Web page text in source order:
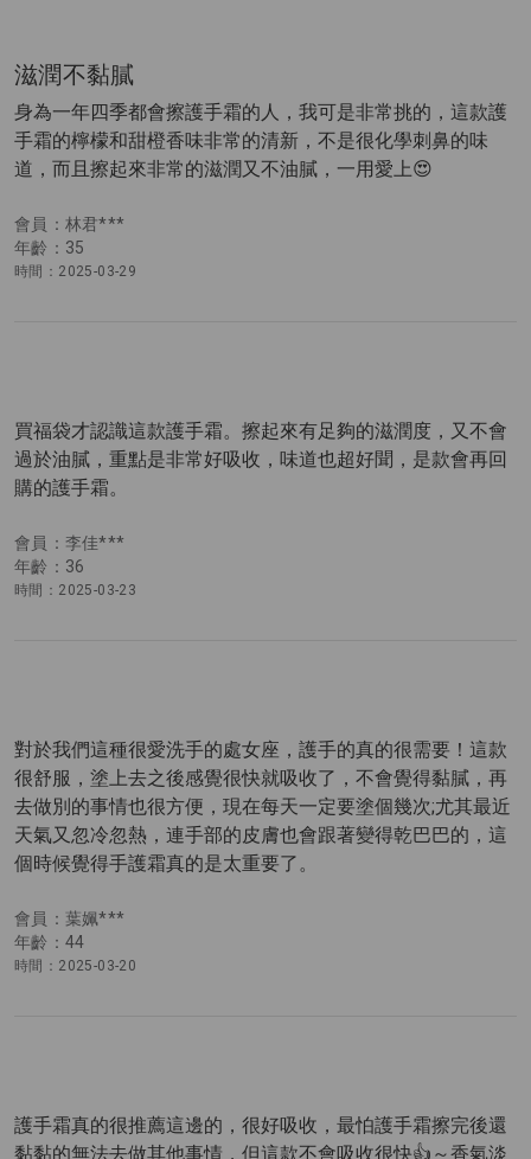
會員：林君***
年齡：35
時間：2025-03-29
滋潤不黏膩
身為一年四季都會擦護手霜的人，我可是非常挑的，這款護
手霜的檸檬和甜橙香味非常的清新，不是很化學刺鼻的味
道，而且擦起來非常的滋潤又不油膩，一用愛上😍
會員：李佳***
年齡：36
時間：2025-03-23
買福袋才認識這款護手霜。擦起來有足夠的滋潤度，又不會
過於油膩，重點是非常好吸收，味道也超好聞，是款會再回
購的護手霜。
會員：葉姵***
年齡：44
時間：2025-03-20
對於我們這種很愛洗手的處女座，護手的真的很需要！這款
很舒服，塗上去之後感覺很快就吸收了，不會覺得黏膩，再
去做別的事情也很方便，現在每天一定要塗個幾次;尤其最近
天氣又忽冷忽熱，連手部的皮膚也會跟著變得乾巴巴的，這
個時候覺得手護霜真的是太重要了。
護手霜真的很推薦這邊的，很好吸收，最怕護手霜擦完後還
黏黏的無法去做其他事情，但這款不會吸收很快👍～香氣淡